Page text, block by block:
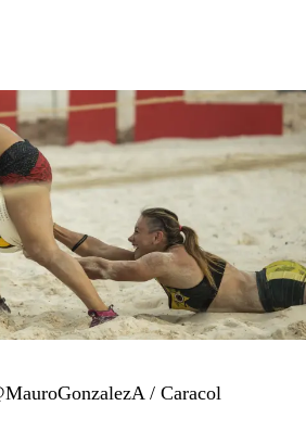
/ Caracol